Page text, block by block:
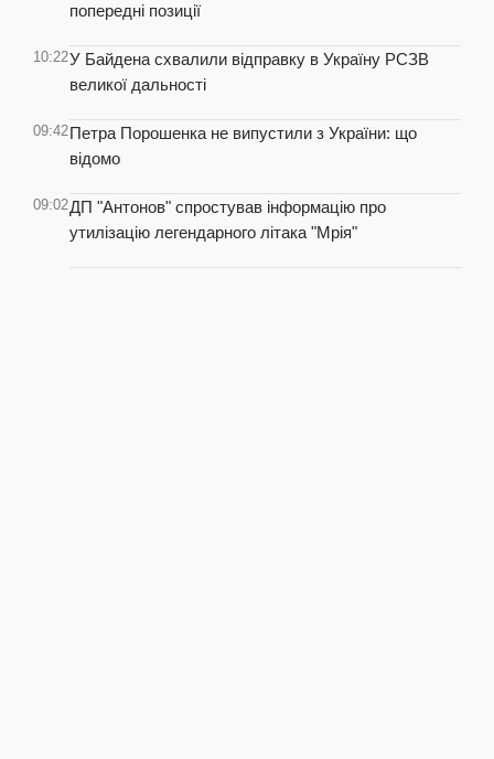
попередні позиції
10:22У Байдена схвалили відправку в Україну РСЗВ
великої дальності
09:42Петра Порошенка не випустили з України: що
відомо
09:02ДП "Антонов" спростував інформацію про
утилізацію легендарного літака "Мрія"